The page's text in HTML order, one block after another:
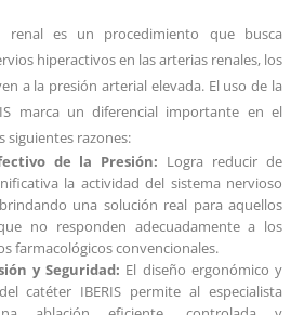
renal es un procedimiento que busca
hiperactivos en las arterias renales, los
a la presión arterial elevada. El uso de la
marca un diferencial importante en el
siguientes razones:
de la Presión: Logra reducir de
la actividad del sistema nervioso
una solución real para aquellos
no responden adecuadamente a los
farmacológicos convencionales.
y Seguridad: El diseño ergonómico y
catéter IBERIS permite al especialista